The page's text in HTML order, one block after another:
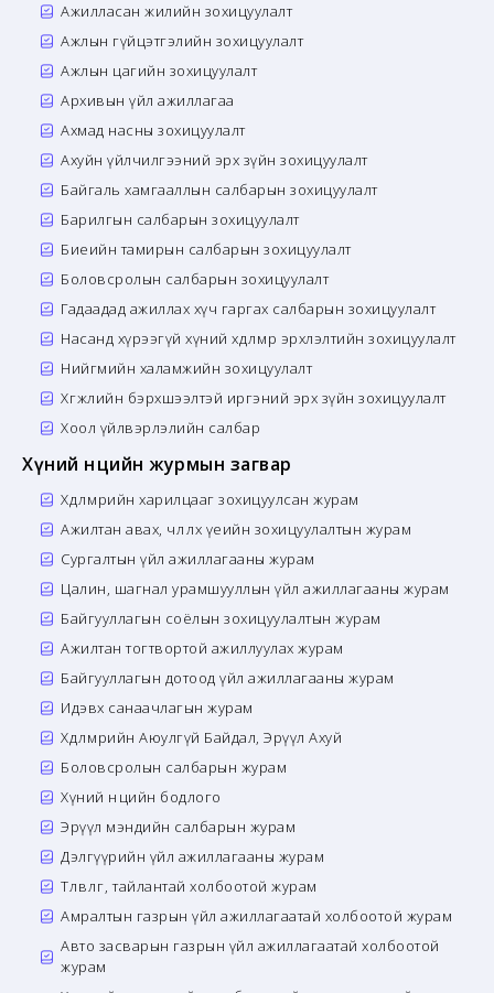
Ажилласан жилийн зохицуулалт
Ажлын гүйцэтгэлийн зохицуулалт
Ажлын цагийн зохицуулалт
Архивын үйл ажиллагаа
Ахмад насны зохицуулалт
Ахуйн үйлчилгээний эрх зүйн зохицуулалт
Байгаль хамгааллын салбарын зохицуулалт
Барилгын салбарын зохицуулалт
Биеийн тамирын салбарын зохицуулалт
Боловсролын салбарын зохицуулалт
Гадаадад ажиллах хүч гаргах салбарын зохицуулалт
Насанд хүрээгүй хүний хөдөлмөр эрхлэлтийн зохицуулалт
Нийгмийн халамжийн зохицуулалт
Хөгжлийн бэрхшээлтэй иргэний эрх зүйн зохицуулалт
Хоол үйлвэрлэлийн салбар
Хүний нөөцийн журмын загвар
Хөдөлмөрийн харилцааг зохицуулсан журам
Ажилтан авах, чөлөөлөх үеийн зохицуулалтын журам
Сургалтын үйл ажиллагааны журам
Цалин, шагнал урамшууллын үйл ажиллагааны журам
Байгууллагын соёлын зохицуулалтын журам
Ажилтан тогтвортой ажиллуулах журам
Байгууллагын дотоод үйл ажиллагааны журам
Идэвх санаачлагын журам
Хөдөлмөрийн Аюулгүй Байдал, Эрүүл Ахуй
Боловсролын салбарын журам
Хүний нөөцийн бодлого
Эрүүл мэндийн салбарын журам
Дэлгүүрийн үйл ажиллагааны журам
Төлөвлөгөө, тайлантай холбоотой журам
Амралтын газрын үйл ажиллагаатай холбоотой журам
Авто засварын газрын үйл ажиллагаатай холбоотой
журам